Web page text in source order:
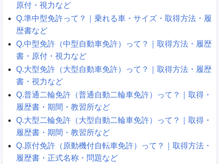
原付・視力など
Q.準中型免許って？｜乗れる車・サイズ・取得方法・履
歴書など
Q.中型免許（中型自動車免許）って？｜取得方法・履歴
書・原付・視力など
Q.大型免許（大型自動車免許）って？｜取得方法・履歴
書・視力など
Q.普通二輪免許（普通自動二輪車免許）って？｜取得・
履歴書・期間・教習所など
Q.大型二輪免許（大型自動二輪車免許）って？｜取得・
履歴書・期間・教習所など
Q.原付免許（原動機付自転車免許）って？｜取得方法・
履歴書・正式名称・問題など